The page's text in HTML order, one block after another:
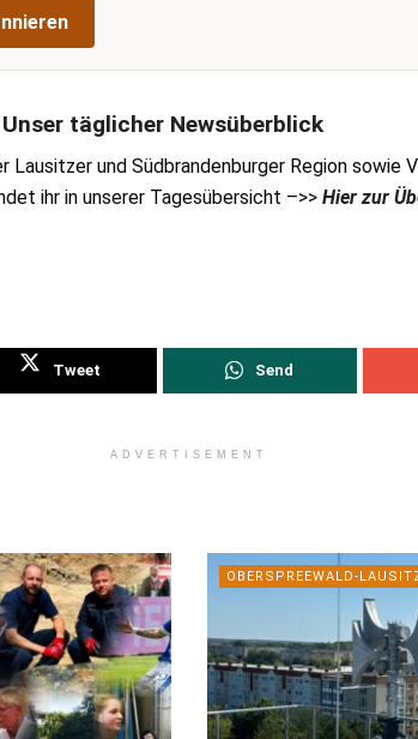
täglicher Newsüberblick
Lausitzer und Südbrandenburger Region sowie
ihr in unserer Tagesübersicht –>> Hier zur
Tweet Send
ADVERTISEMENT
OBERSPREEWALD-